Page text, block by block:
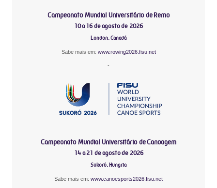
Campeonato Mundial Universitário de Remo
10 a 16 de agosto de 2026
London, Canadá
Sabe mais em: www.rowing2026.fisu.net
-
Campeonato Mundial Universitário de Canoagem
14 a 21 de agosto de 2026
Sukoró, Hungria
Sabe mais em: www.canoesports2026.fisu.net